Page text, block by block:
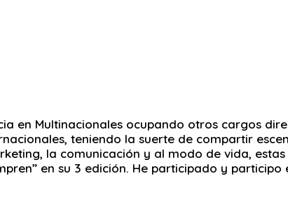
en Multinacionales ocupando otros cargos
teniendo la suerte de compartir
la comunicación y al modo de vida,
en su 3 edición. He participado y